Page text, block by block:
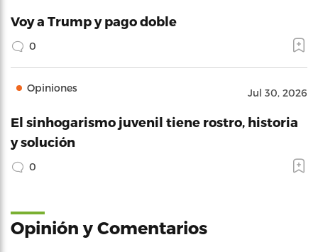
Voy a Trump y pago doble
0
Opiniones Jul 30, 2026
El sinhogarismo juvenil tiene rostro, historia
y solución
0
Opinión y Comentarios